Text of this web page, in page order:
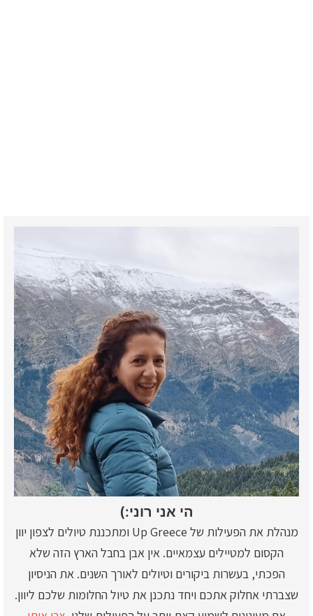
הי אני רוני:)
מנהלת את הפעילות של Up Greece ומתכננת טיולים לצפון יוון
הקסום למטיילים עצמאיים. אין אבן בחבל הארץ הזה שלא
הפכתי, בעשרות ביקורים וטיולים לאורך השנים. את הניסיון
שצברתי אחלוק אתכם ויחד נתכנן את טיול החלומות שלכם ליוון.